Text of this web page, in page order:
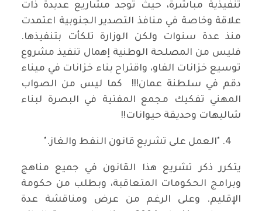
تنفيذية مباشرة، حيث توجد مشاريع عديدة ذات
علاقة وخاصة في منافذ التصدير الجنوبية اعتمدت
منذ عدة سنوات ولكن الوزارة تلكأت بتنفيذها.
فليس من المصلحة الوطنية إهمال تنفيذ مشروع
توسيع خزانات الفاو، واقتراح بناء خزانات في ميناء
دقم في سلطنة عمان!!! كما ليس من الصواب
المهني تفكيك مجمع المفتية في البصرة لبناء
شاليهات وحديقة حيوانات!!
"العمل على تشريع قانون النفط والغاز."
يتكرر ذكر تشريع هذا القانون في جميع مناهج
وبرامج الحكومات المتعاقبة، وبطلب من حكومة
الإقليم. وعلى الرغم من عرض ومناقشة عدة